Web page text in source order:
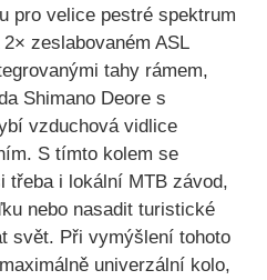
pro velice pestré spektrum
zeslabovaném ASL
tahy rámem,
Shimano Deore s
vzduchová vidlice
. S tímto kolem se
třeba i lokální MTB závod,
nebo nasadit turistické
svět. Při vymýšlení tohoto
maximálně univerzální kolo,